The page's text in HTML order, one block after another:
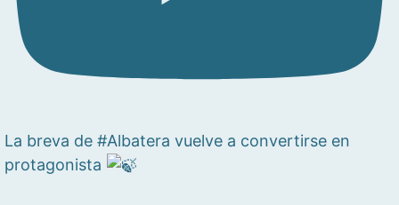
La breva de #Albatera vuelve a convertirse en
protagonista